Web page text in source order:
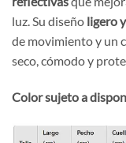
luz. Su diseño ligero
de movimiento y un
seco, cómodo y
Color sujeto a